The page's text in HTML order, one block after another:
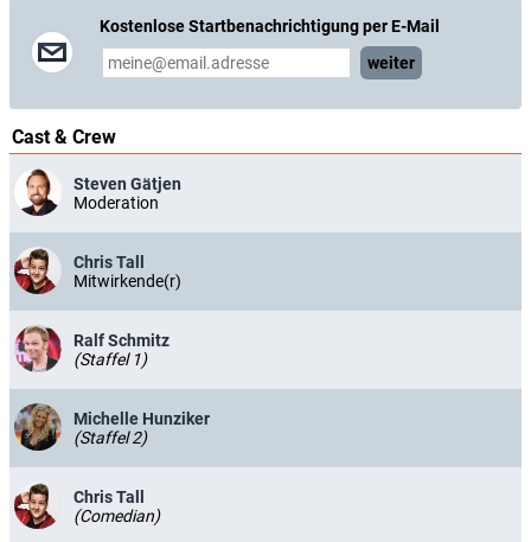
Kostenlose Startbenachrichtigung per E-Mail
weiter
Cast & Crew
Steven Gätjen
Moderation
Chris Tall
Mitwirkende(r)
Ralf Schmitz
(Staffel 1)
Michelle Hunziker
(Staffel 2)
Chris Tall
(Comedian)